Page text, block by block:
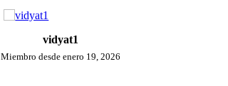
vidyat1
Miembro desde enero 19, 2026